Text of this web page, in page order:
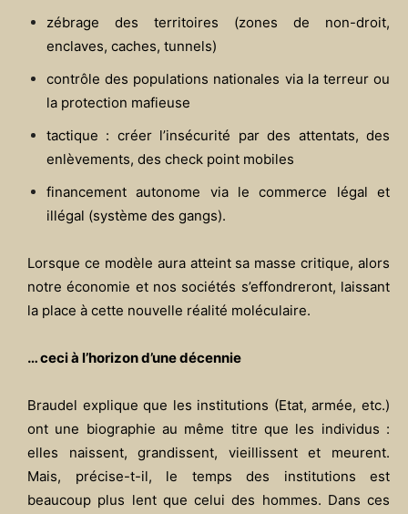
zébrage des territoires (zones de non-droit,
enclaves, caches, tunnels)
contrôle des populations nationales via la terreur ou
la protection mafieuse
tactique : créer l’insécurité par des attentats, des
enlèvements, des check point mobiles
financement autonome via le commerce légal et
illégal (système des gangs).
Lorsque ce modèle aura atteint sa masse critique, alors
notre économie et nos sociétés s’effondreront, laissant
la place à cette nouvelle réalité moléculaire.
… ceci à l’horizon d’une décennie
Braudel explique que les institutions (Etat, armée, etc.)
ont une biographie au même titre que les individus :
elles naissent, grandissent, vieillissent et meurent.
Mais, précise-t-il, le temps des institutions est
beaucoup plus lent que celui des hommes. Dans ces